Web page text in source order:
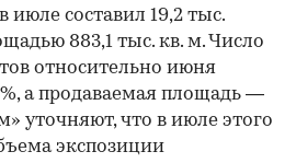
июле составил 19,2 тыс.
883,1 тыс. кв. м. Число
относительно июня
а продаваемая площадь —
уточняют, что в июле этого
экспозиции